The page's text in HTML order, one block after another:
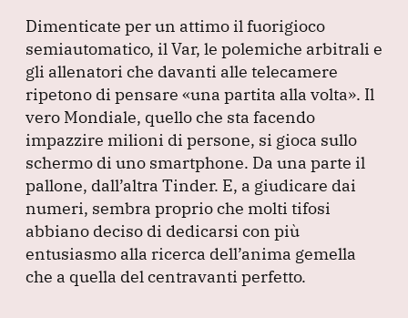
c
e
b
o
o
k
k
e
dI
n
at
s
A
p
p
e
gr
a
m
ai
l
Dimenticate per un attimo il fuorigioco
semiautomatico, il Var, le polemiche arbitrali e
gli allenatori che davanti alle telecamere
ripetono di pensare «una partita alla volta». Il
vero Mondiale, quello che sta facendo
impazzire milioni di persone, si gioca sullo
schermo di uno smartphone. Da una parte il
pallone, dall’altra Tinder. E, a giudicare dai
numeri, sembra proprio che molti tifosi
abbiano deciso di dedicarsi con più
entusiasmo alla ricerca dell’anima gemella
che a quella del centravanti perfetto.